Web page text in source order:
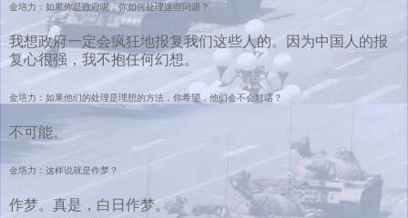
金培力：如果你是政府呢，你如何处理这些问题？
我想政府一定会疯狂地报复我们这些人的。因为中国人的报
复心很强，我不抱任何幻想。
金培力：如果他们的处理是理想的方法，你希望，他们会不会对话？
不可能。
金培力：这样说就是作梦？
作梦。真是，白日作梦。